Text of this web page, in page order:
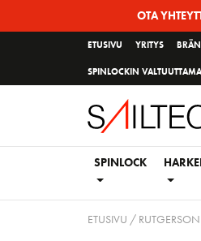
OTA
ETUSIVU YRITYS
SPINLOCKIN
SPINLOCK
ETUSIVU / RUTGERSON